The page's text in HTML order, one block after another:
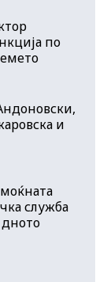
по
и
служба
дното